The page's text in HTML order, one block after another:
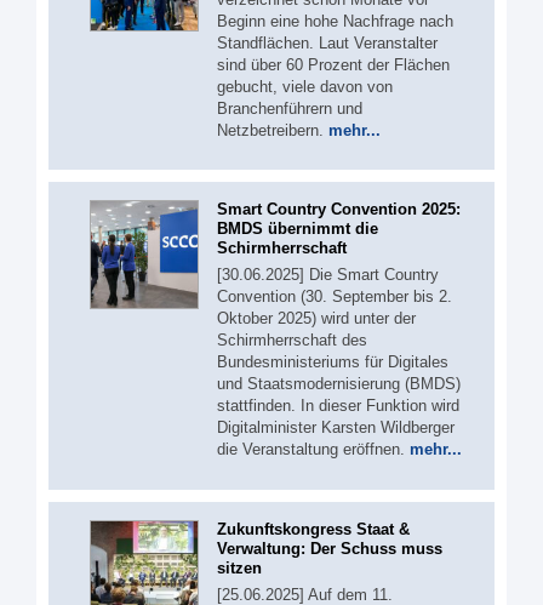
Beginn eine hohe Nachfrage nach
Standflächen. Laut Veranstalter
sind über 60 Prozent der Flächen
gebucht, viele davon von
Branchenführern und
Netzbetreibern. mehr...
Smart Country Convention 2025:
BMDS übernimmt die
Schirmherrschaft
[30.06.2025] Die Smart Country
Convention (30. September bis 2.
Oktober 2025) wird unter der
Schirmherrschaft des
Bundesministeriums für Digitales
und Staatsmodernisierung (BMDS)
stattfinden. In dieser Funktion wird
Digitalminister Karsten Wildberger
die Veranstaltung eröffnen. mehr...
Zukunftskongress Staat &
Verwaltung: Der Schuss muss
sitzen
[25.06.2025] Auf dem 11.